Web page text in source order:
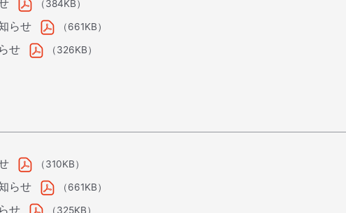
（384KB）
らせ （661KB）
せ （326KB）
（310KB）
らせ （661KB）
せ （325KB）